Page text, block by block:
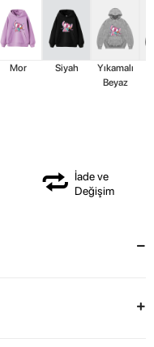
Mor Siyah
Yıkamalı
Beyaz
İade ve
Değişim